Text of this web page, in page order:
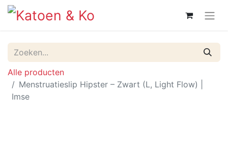
Alle producten
Menstruatieslip Hipster – Zwart (L, Light Flow) |
Imse